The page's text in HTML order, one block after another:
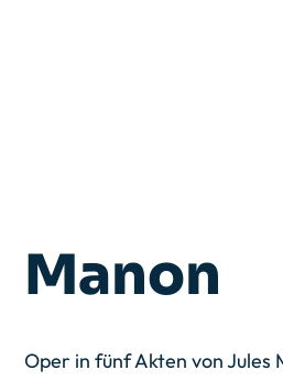
Manon
Oper in fünf Akten von Jules